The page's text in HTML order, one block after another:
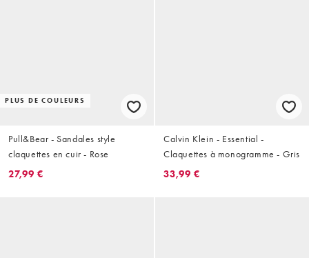
PLUS DE COULEURS
Pull&Bear - Sandales style
claquettes en cuir - Rose
27,99 €
Calvin Klein - Essential -
Claquettes à monogramme - Gris
33,99 €